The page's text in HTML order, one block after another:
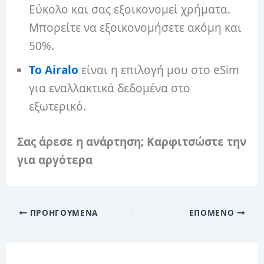
Εύκολο και σας εξοικονομεί χρήματα.
Μπορείτε να εξοικονομήσετε ακόμη και
50%.
Το Airalo είναι η επιλογή μου στο eSim
για εναλλακτικά δεδομένα στο
εξωτερικό.
Σας άρεσε η ανάρτηση; Καρφιτσώστε την
για αργότερα
ΠΡΟΗΓΟΎΜΕΝΑ ΕΠΌΜΕΝΟ